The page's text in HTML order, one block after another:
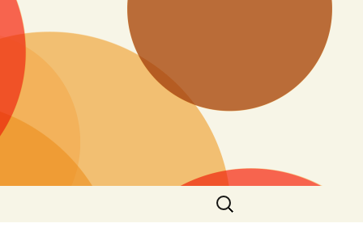
検
索: